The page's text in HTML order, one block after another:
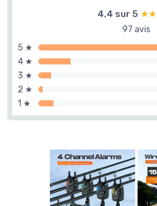
4,4 sur 5
97 avis
5 ★
4 ★
3 ★
2 ★
1 ★